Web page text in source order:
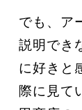
でも、ア
説明でき
に好きと
際に見て